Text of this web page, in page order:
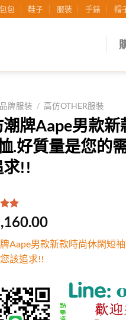
包包 鞋子 服裝 手錶 帽
牌服裝 / 高仿OTHER服裝
牌Aape男款新
.好質量是您的
求!!
/
位
Aape男款新款時尚休閑短
該追求!!